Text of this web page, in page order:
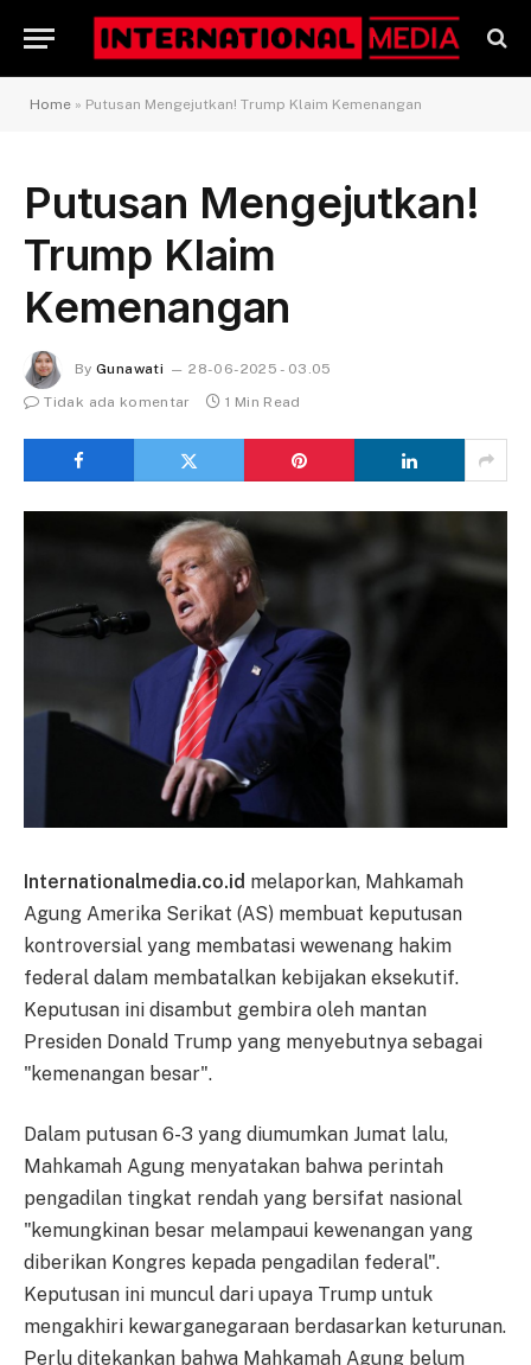
Home » Putusan Mengejutkan! Trump Klaim Kemenangan
Putusan Mengejutkan!
Trump Klaim
Kemenangan
By Gunawati
28-06-2025 - 03.05
Tidak ada komentar
1 Min Read
Internationalmedia.co.id melaporkan, Mahkamah
Agung Amerika Serikat (AS) membuat keputusan
kontroversial yang membatasi wewenang hakim
federal dalam membatalkan kebijakan eksekutif.
Keputusan ini disambut gembira oleh mantan
Presiden Donald Trump yang menyebutnya sebagai
"kemenangan besar".
Dalam putusan 6-3 yang diumumkan Jumat lalu,
Mahkamah Agung menyatakan bahwa perintah
pengadilan tingkat rendah yang bersifat nasional
"kemungkinan besar melampaui kewenangan yang
diberikan Kongres kepada pengadilan federal".
Keputusan ini muncul dari upaya Trump untuk
mengakhiri kewarganegaraan berdasarkan keturunan.
Perlu ditekankan bahwa Mahkamah Agung belum